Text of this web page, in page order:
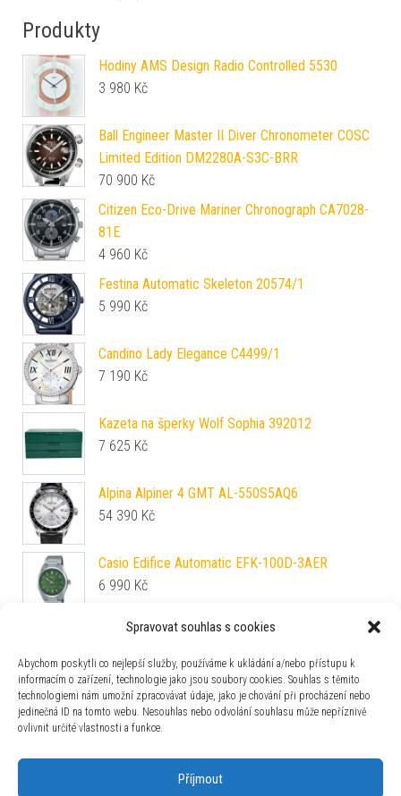
Spravovat souhlas s cookies
Abychom poskytli co nejlepší služby, používáme k ukládání a/nebo přístupu k
informacím o zařízení, technologie jako jsou soubory cookies. Souhlas s těmito
technologiemi nám umožní zpracovávat údaje, jako je chování při procházení nebo
jedinečná ID na tomto webu. Nesouhlas nebo odvolání souhlasu může nepříznivě
ovlivnit určité vlastnosti a funkce.
Příjmout
Produkty
Hodiny AMS Design Radio Controlled 5530
3 980 Kč
Ball Engineer Master II Diver Chronometer COSC
Limited Edition DM2280A-S3C-BRR
70 900 Kč
Citizen Eco-Drive Mariner Chronograph CA7028-
81E
4 960 Kč
Festina Automatic Skeleton 20574/1
5 990 Kč
Candino Lady Elegance C4499/1
7 190 Kč
Kazeta na šperky Wolf Sophia 392012
7 625 Kč
Alpina Alpiner 4 GMT AL-550S5AQ6
54 390 Kč
Casio Edifice Automatic EFK-100D-3AER
6 990 Kč
Epos Passion 3401.132.20.15.25
34 140Kč
Vulcain Skindiver Nautique Bronze / Gray - Black
Plain